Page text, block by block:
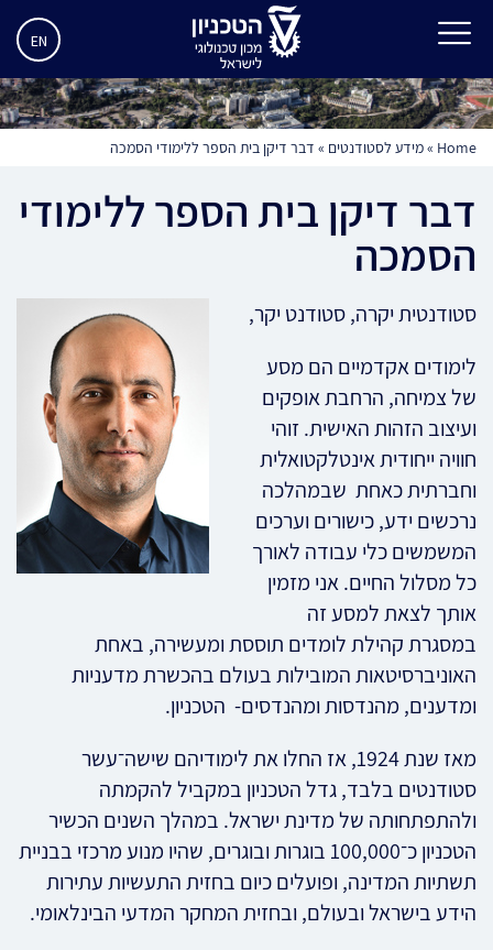
EN
Home
»מידע לסטודנטים » דבר דיקן בית הספר ללימודי הסמכה
דבר דיקן בית הספר ללימודי
הסמכה
סטודנטית יקרה, סטודנט יקר,
לימודים אקדמיים הם מסע
של צמיחה, הרחבת אופקים
ועיצוב הזהות האישית. זוהי
חוויה ייחודית אינטלקטואלית
וחברתית כאחת שבמהלכה
נרכשים ידע, כישורים וערכים
המשמשים כלי עבודה לאורך
כל מסלול החיים. אני מזמין
אותך לצאת למסע זה
במסגרת קהילת לומדים תוססת ומעשירה, באחת
האוניברסיטאות המובילות בעולם בהכשרת מדעניות
ומדענים, מהנדסות ומהנדסים- הטכניון.
מאז שנת 1924, אז החלו את לימודיהם שישה־עשר
סטודנטים בלבד, גדל הטכניון במקביל להקמתה
ולהתפתחותה של מדינת ישראל. במהלך השנים הכשיר
הטכניון כ־100,000 בוגרות ובוגרים, שהיו מנוע מרכזי בבניית
תשתיות המדינה, ופועלים כיום בחזית התעשיות עתירות
הידע בישראל ובעולם, ובחזית המחקר המדעי הבינלאומי.